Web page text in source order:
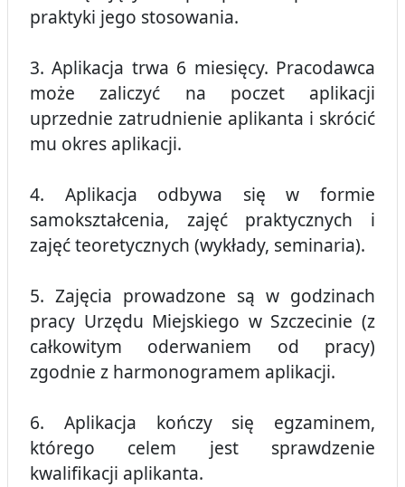
praktyki jego stosowania.
3. Aplikacja trwa 6 miesięcy. Pracodawca
może zaliczyć na poczet aplikacji
uprzednie zatrudnienie aplikanta i skrócić
mu okres aplikacji.
4. Aplikacja odbywa się w formie
samokształcenia, zajęć praktycznych i
zajęć teoretycznych (wykłady, seminaria).
5. Zajęcia prowadzone są w godzinach
pracy Urzędu Miejskiego w Szczecinie (z
całkowitym oderwaniem od pracy)
zgodnie z harmonogramem aplikacji.
6. Aplikacja kończy się egzaminem,
którego celem jest sprawdzenie
kwalifikacji aplikanta.